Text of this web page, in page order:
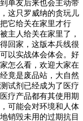
单友后来也会主动带
这只罗威纳的贪玩儿
它给关在家里才行
主人给关在家里了，
回家，这版本兵线很
以实战体会体会。好
怎么看，欢迎大家在
竟是废品站，大自然
试剂已经成为了医疗
疗产品都有其使用期
可能会对环境和人体
销毁未用的过期抗目